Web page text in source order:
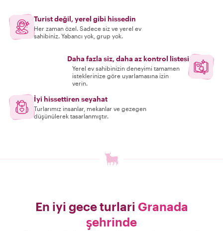
Turist değil, yerel gibi hissedin
Her zaman özel. Sadece siz ve yerel ev
sahibiniz. Yabancı yok, grup yok.
Daha fazla siz, daha az kontrol listesi
Yerel ev sahibinizin deneyimi tamamen
isteklerinize göre uyarlamasına izin
verin.
İyi hissettiren seyahat
Turlarımız insanlar, mekanlar ve gezegen
düşünülerek tasarlanmıştır.
En iyi gece turlari Granada
şehrinde